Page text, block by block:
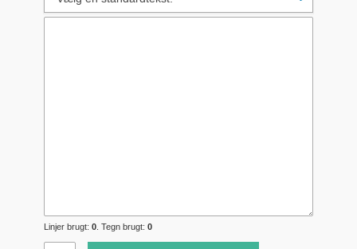
Linjer brugt: 0 . Tegn brugt: 0